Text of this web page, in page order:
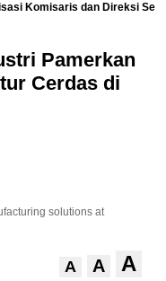
Komisaris dan Direksi
Pamerkan
Cerdas di
solutions at
A A A